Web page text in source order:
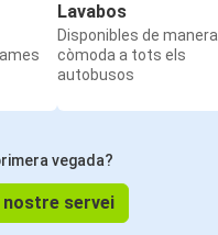
Lavabos
Disponibles de manera
còmoda a tots els
autobusos
vegada?
servei